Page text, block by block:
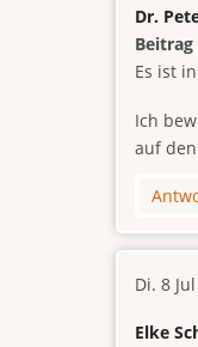
Dr.
Beitrag
Es ist
Ich
auf
Di. 8
Elke